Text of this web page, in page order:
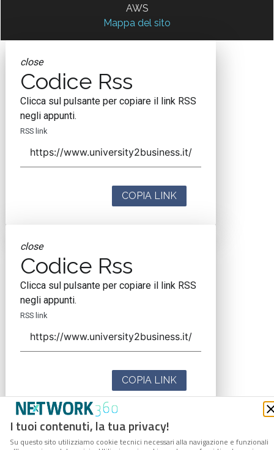
I tuoi contenuti, la tua privacy!
Su questo sito utilizziamo cookie tecnici necessari alla navigazione e funzionali
AWS
Mappa del sito
close
Codice Rss
Clicca sul pulsante per copiare il link RSS
negli appunti.
RSS link
COPIA LINK
close
Codice Rss
Clicca sul pulsante per copiare il link RSS
negli appunti.
RSS link
COPIA LINK